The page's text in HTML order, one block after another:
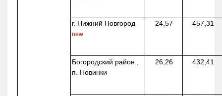
г. Нижний Новгород
new
24,57 457,31
Богородский район.,
п. Новинки
26,26 432,41